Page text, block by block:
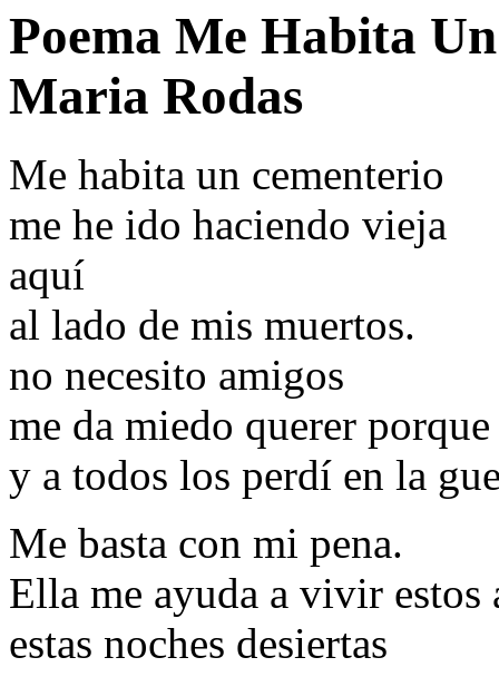
Poema Me Habita
Maria Rodas
Me habita un cementerio
me he ido haciendo vieja
aquí
al lado de mis muertos.
no necesito amigos
me da miedo querer
y a todos los perdí en la
Me basta con mi pena.
Ella me ayuda a vivir estos
estas noches desiertas